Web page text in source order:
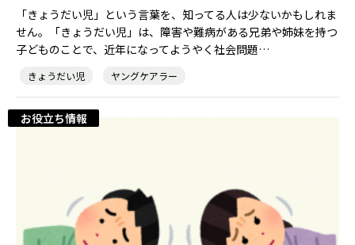
「きょうだい児」という言葉を、知ってる人は少ないかもしれま
せん。「きょうだい児」は、障害や難病がある兄弟や姉妹を持つ
子どものことで、近年になってようやく社会問題…
きょうだい児 ヤングケアラー
お役立ち情報